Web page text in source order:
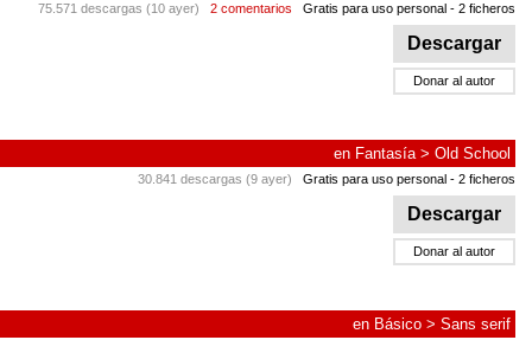
75.571 descargas (10 ayer) 2 comentarios Gratis para uso personal - 2 ficheros
Descargar
Donar al autor
en Fantasía> Old School
30.841 descargas (9 ayer) Gratis para uso personal - 2 ficheros
Descargar
Donar al autor
en Básico > Sans serif